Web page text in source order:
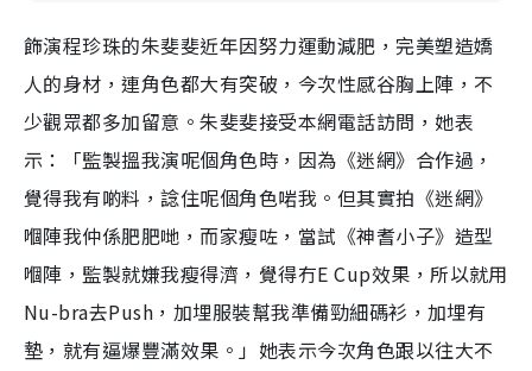
飾演程珍珠的朱斐斐近年因努力運動減肥，完美塑造嬌
人的身材，連角色都大有突破，今次性感谷胸上陣，不
少觀眾都多加留意。朱斐斐接受本網電話訪問，她表
示：「監製搵我演呢個角色時，因為《迷網》合作過，
覺得我有啲料，諗住呢個角色啱我。但其實拍《迷網》
嗰陣我仲係肥肥哋，而家瘦咗，當試《神耆小子》造型
嗰陣，監製就嫌我瘦得濟，覺得冇E Cup效果，所以就用
Nu-bra去Push，加埋服裝幫我準備勁細碼衫，加埋有
墊，就有逼爆豐滿效果。」她表示今次角色跟以往大不